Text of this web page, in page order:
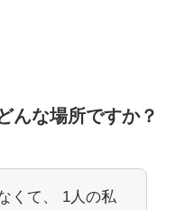
んな場所ですか？
くて、 1人の私